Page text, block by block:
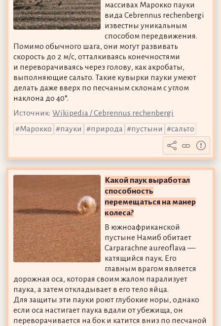
массивах Марокко пауки
вида Cebrennus rechenbergi
известны уникальным
способом передвижения.
Помимо обычного шага, они могут развивать
скорость до 2 м/с, отталкиваясь конечностями
и переворачиваясь через голову, как акробаты,
выполняющие сальто. Такие кувырки пауки умеют
делать даже вверх по песчаным склонам с углом
наклона до 40°.
Источник: Wikipedia / Cebrennus rechenbergi
Марокко
пауки природа пустыни сальто
Какой паук выработал
способность
перемещаться на манер
колеса?
В южноафриканской
пустыне Намиб обитает
Carparachne aureoflava —
катящийся паук. Его
главным врагом является
дорожная оса, которая своим жалом парализует
паука, а затем откладывает в его тело яйца.
Для защиты эти пауки роют глубокие норы, однако
если оса настигает паука вдали от убежища, он
переворачивается на бок и катится вниз по песчаной